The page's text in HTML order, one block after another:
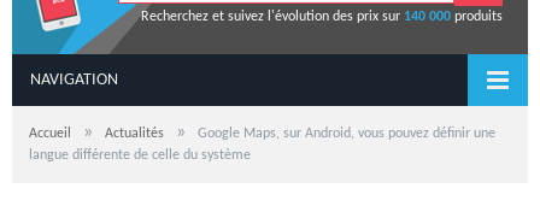
Recherchez et suivez l'évolution des prix sur 140 000produits
NAVIGATION
Accueil » Actualités »
Google Maps, sur Android, vous pouvez définir une
langue différente de celle du système